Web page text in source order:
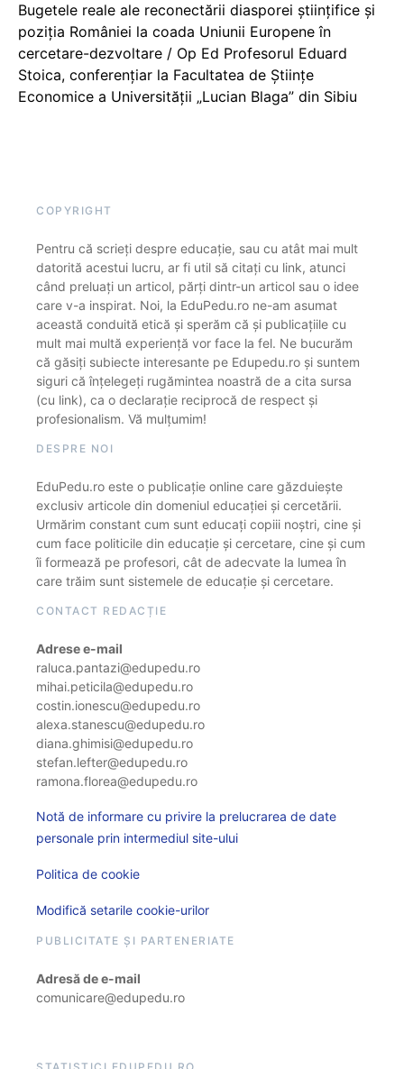
Bugetele reale ale reconectării diasporei științifice și
poziția României la coada Uniunii Europene în
cercetare-dezvoltare / Op Ed Profesorul Eduard
Stoica, conferențiar la Facultatea de Științe
Economice a Universității „Lucian Blaga” din Sibiu
COPYRIGHT
Pentru că scrieți despre educație, sau cu atât mai mult
datorită acestui lucru, ar fi util să citați cu link, atunci
când preluați un articol, părți dintr-un articol sau o idee
care v-a inspirat. Noi, la EduPedu.ro ne-am asumat
această conduită etică și sperăm că și publicațiile cu
mult mai multă experiență vor face la fel. Ne bucurăm
că găsiți subiecte interesante pe Edupedu.ro și suntem
siguri că înțelegeți rugămintea noastră de a cita sursa
(cu link), ca o declarație reciprocă de respect și
profesionalism. Vă mulțumim!
DESPRE NOI
EduPedu.ro este o publicație online care găzduiește
exclusiv articole din domeniul educației și cercetării.
Urmărim constant cum sunt educați copiii noștri, cine și
cum face politicile din educație și cercetare, cine și cum
îi formează pe profesori, cât de adecvate la lumea în
care trăim sunt sistemele de educație și cercetare.
CONTACT REDACȚIE
Adrese e-mail
raluca.pantazi@edupedu.ro
mihai.peticila@edupedu.ro
costin.ionescu@edupedu.ro
alexa.stanescu@edupedu.ro
diana.ghimisi@edupedu.ro
stefan.lefter@edupedu.ro
ramona.florea@edupedu.ro
Notă de informare cu privire la prelucrarea de date
personale prin intermediul site-ului
Politica de cookie
Modifică setarile cookie-urilor
PUBLICITATE ȘI PARTENERIATE
Adresă de e-mail
comunicare@edupedu.ro